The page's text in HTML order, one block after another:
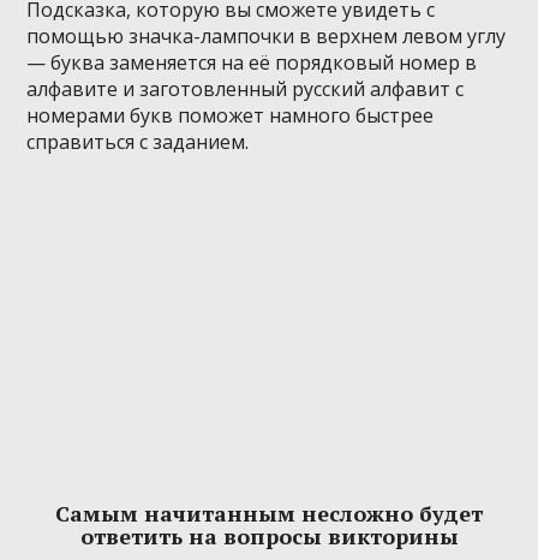
Подсказка, которую вы сможете увидеть с
помощью значка-лампочки в верхнем левом углу
— буква заменяется на её порядковый номер в
алфавите и заготовленный русский алфавит с
номерами букв поможет намного быстрее
справиться с заданием.
Самым начитанным несложно будет
ответить на вопросы викторины